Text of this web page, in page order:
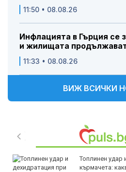
11:50 • 08.08.26
Инфлацията в Гърция се
и жилищата
11:33 • 08.08.26
ВИЖ ВСИЧКИ
Топлинен удар
кърмачета: